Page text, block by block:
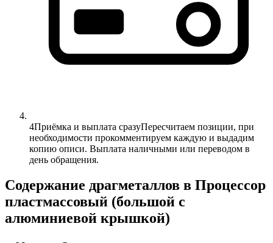
4Приёмка и выплата сразуПересчитаем позиции, при
необходимости прокомментируем каждую и выдадим
копию описи. Выплата наличными или переводом в
день обращения.
Содержание драгметаллов в Процессор
пластмассовый (большой с
алюминиевой крышкой)